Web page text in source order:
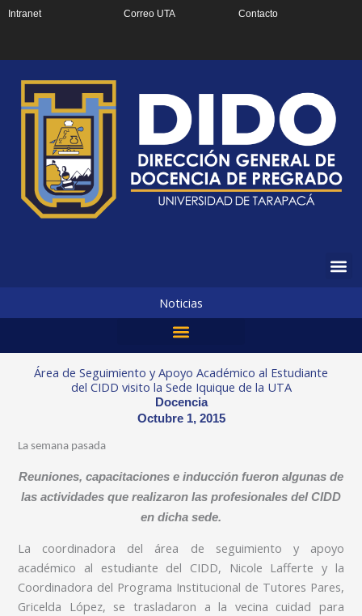
Intranet Correo UTA Contacto
Noticias
Área de Seguimiento y Apoyo Académico al Estudiante
del CIDD visito la Sede Iquique de la UTA
Docencia
Octubre 1, 2015
La semana pasada
Reuniones, capacitaciones e inducción fueron algunas de
las actividades que realizaron las profesionales del CIDD
en dicha sede.
La coordinadora del área de seguimiento y apoyo
académico al estudiante del CIDD, Nicole Lafferte y la
Coordinadora del Programa Institucional de Tutores Pares,
Gricelda López, se trasladaron a la vecina cuidad para